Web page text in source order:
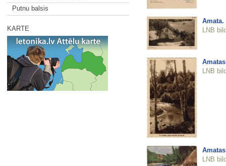
Putnu balsis
KARTE
Amata.
LNB
LNB
LNB